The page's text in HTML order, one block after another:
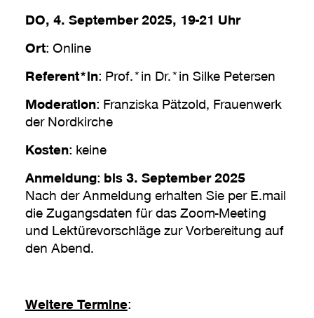
DO, 4. September 2025, 19-21 Uhr
Ort: Online
Referent*in: Prof.*in Dr.*in Silke Petersen
Moderation: Franziska Pätzold, Frauenwerk
der Nordkirche
Kosten: keine
Anmeldung: bis 3. September 2025
Nach der Anmeldung erhalten Sie per E.mail
die Zugangsdaten für das Zoom-Meeting
und Lektürevorschläge zur Vorbereitung auf
den Abend.
Weitere Termine: